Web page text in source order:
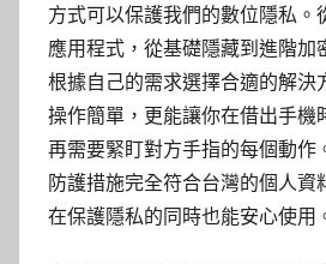
方式可以保護我們的數位隱私。
應用程式，從基礎隱藏到進階加
根據自己的需求選擇合適的解決
操作簡單，更能讓你在借出手機
再需要緊盯對方手指的每個動作
防護措施完全符合台灣的個人資
在保護隱私的同時也能安心使用